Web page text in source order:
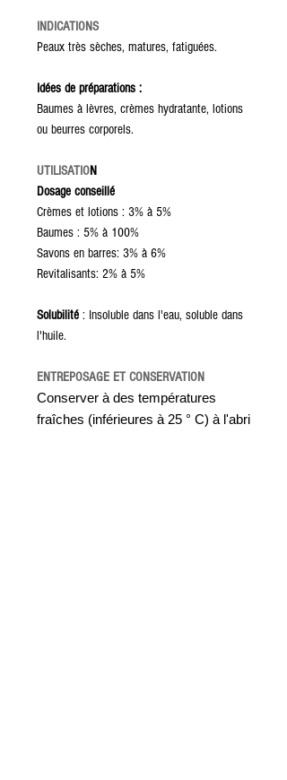
INDICATIONS
Peaux très sèches, matures, fatiguées.
Idées de préparations :
Baumes à lèvres, crèmes hydratante, lotions
ou beurres corporels.
UTILISATION
Dosage conseillé
Crèmes et lotions : 3% à 5%
Baumes : 5% à 100%
Savons en barres: 3% à 6%
Revitalisants: 2% à 5%
Solubilité : Insoluble dans l'eau, soluble dans
l'huile.
ENTREPOSAGE ET CONSERVATION
Conserver à des températures
fraîches (inférieures à 25 ° C) à l'abri